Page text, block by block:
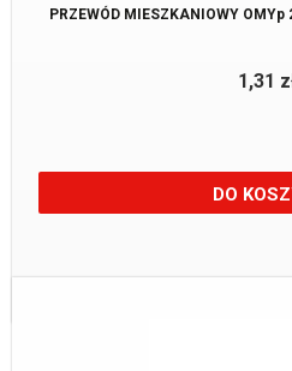
PRZEWÓD MIESZKANIOWY OMYp
1,31
DO
Dostępne: